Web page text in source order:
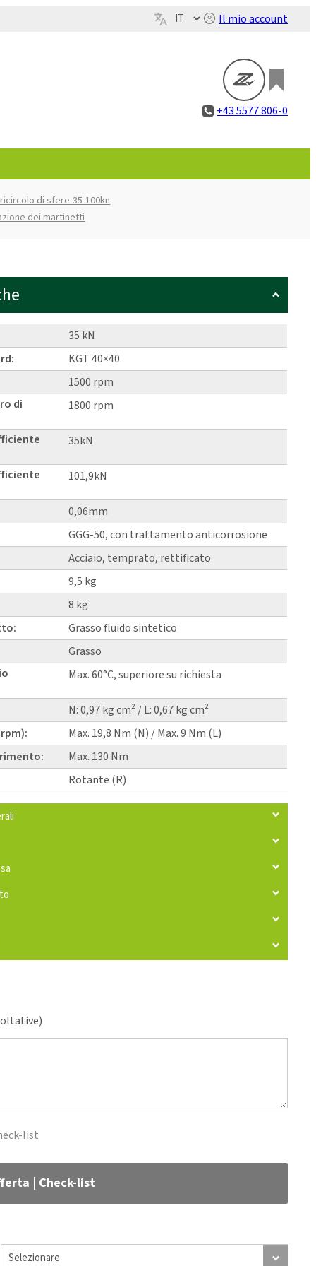
Il mio account
+43 5577 806-0
di sfere-35-100kn
dei martinetti
35 kN
KGT 40×40
1500 rpm
di
1800 rpm
35kN
101,9kN
0,06mm
GGG-50, con trattamento anticorrosione
Acciaio, temprato, rettificato
9,5 kg
8 kg
Grasso fluido sintetico
Grasso
Max. 60°C, superiore su richiesta
N: 0,97 kg cm² / L: 0,67 kg cm²
Max. 19,8 Nm (N) / Max. 9 Nm (L)
Max. 130 Nm
Rotante (R)
list
| Check-list